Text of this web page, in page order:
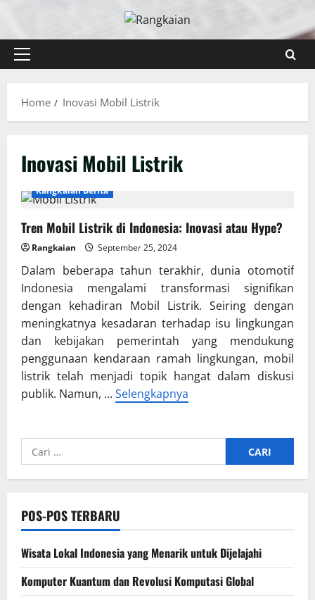
content
Primary
Home
Inovasi Mobil Listrik
Inovasi Mobil Listrik
Rangkaian Berita
Tren Mobil Listrik di Indonesia: Inovasi atau Hype?
Rangkaian September 25, 2024
Dalam beberapa tahun terakhir, dunia otomotif
Indonesia mengalami transformasi signifikan
dengan kehadiran Mobil Listrik. Seiring dengan
meningkatnya kesadaran terhadap isu lingkungan
dan kebijakan pemerintah yang mendukung
penggunaan kendaraan ramah lingkungan, mobil
listrik telah menjadi topik hangat dalam diskusi
publik. Namun, …Selengkapnya
Cari
untuk:
POS-POS TERBARU
Wisata Lokal Indonesia yang Menarik untuk Dijelajahi
Komputer Kuantum dan Revolusi Komputasi Global